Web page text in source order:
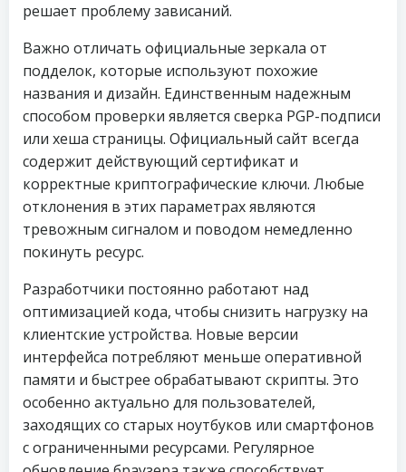
решает проблему зависаний.
Важно отличать официальные зеркала от
подделок, которые используют похожие
названия и дизайн. Единственным надежным
способом проверки является сверка PGP-подписи
или хеша страницы. Официальный сайт всегда
содержит действующий сертификат и
корректные криптографические ключи. Любые
отклонения в этих параметрах являются
тревожным сигналом и поводом немедленно
покинуть ресурс.
Разработчики постоянно работают над
оптимизацией кода, чтобы снизить нагрузку на
клиентские устройства. Новые версии
интерфейса потребляют меньше оперативной
памяти и быстрее обрабатывают скрипты. Это
особенно актуально для пользователей,
заходящих со старых ноутбуков или смартфонов
с ограниченными ресурсами. Регулярное